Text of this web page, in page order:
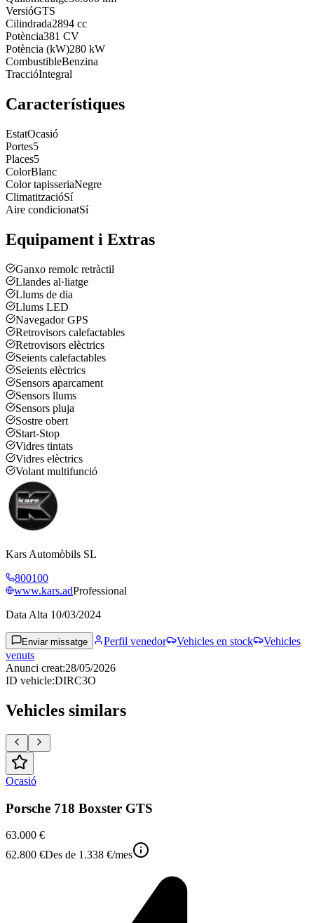
VersióGTS
Cilindrada2894 cc
Potència381 CV
Potència (kW)280 kW
CombustibleBenzina
TraccióIntegral
Característiques
EstatOcasió
Portes5
Places5
ColorBlanc
Color tapisseriaNegre
ClimatitzacióSí
Aire condicionatSí
Equipament i Extras
Ganxo remolc retràctil
Llandes al·liatge
Llums de dia
Llums LED
Navegador GPS
Retrovisors calefactables
Retrovisors elèctrics
Seients calefactables
Seients elèctrics
Sensors aparcament
Sensors llums
Sensors pluja
Sostre obert
Start-Stop
Vidres tintats
Vidres elèctrics
Volant multifunció
Kars Automòbils SL
800100
www.kars.adProfessional
Data Alta 10/03/2024
Enviar missatge Perfil venedor Vehicles en stock
Vehicles
venuts
Anunci creat:28/05/2026
ID vehicle:DIRC3O
Vehicles similars
Ocasió
Porsche 718 Boxster GTS
63.000 €
62.800 €Des de 1.338 €/mes